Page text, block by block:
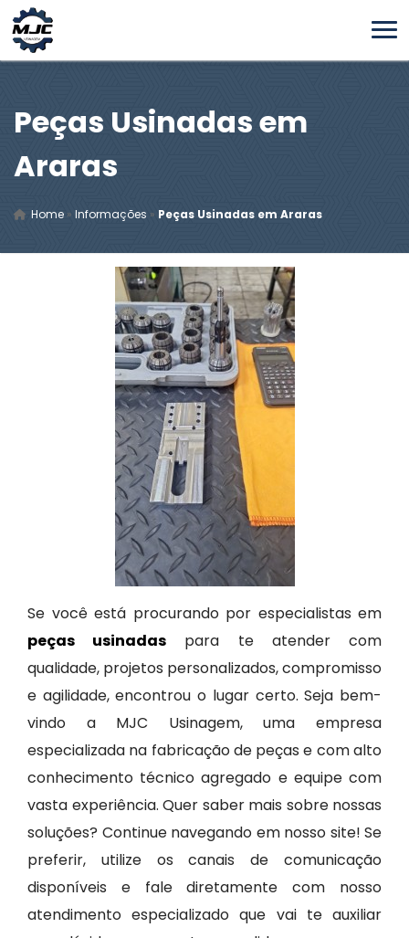
Peças Usinadas em
Araras
Home » Informações » Peças Usinadas em Araras
Se você está procurando por especialistas em
peças usinadas para te atender com
qualidade, projetos personalizados, compromisso
e agilidade, encontrou o lugar certo. Seja bem-
vindo a MJC Usinagem, uma empresa
especializada na fabricação de peças e com alto
conhecimento técnico agregado e equipe com
vasta experiência. Quer saber mais sobre nossas
soluções? Continue navegando em nosso site! Se
preferir, utilize os canais de comunicação
disponíveis e fale diretamente com nosso
atendimento especializado que vai te auxiliar